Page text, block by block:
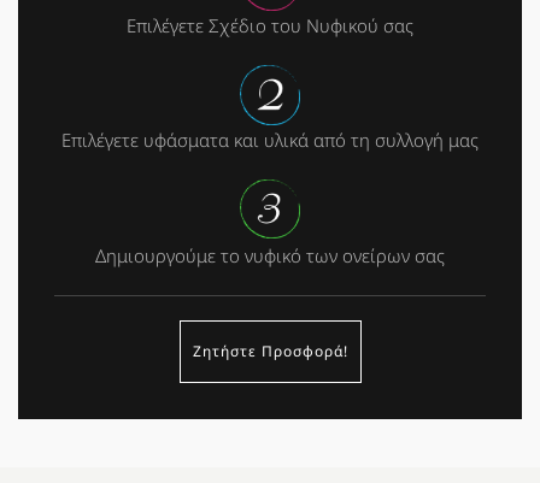
Επιλέγετε Σχέδιο του Νυφικού σας
Επιλέγετε υφάσματα και υλικά από τη συλλογή μας
Δημιουργούμε το νυφικό των ονείρων σας
Ζητήστε Προσφορά!